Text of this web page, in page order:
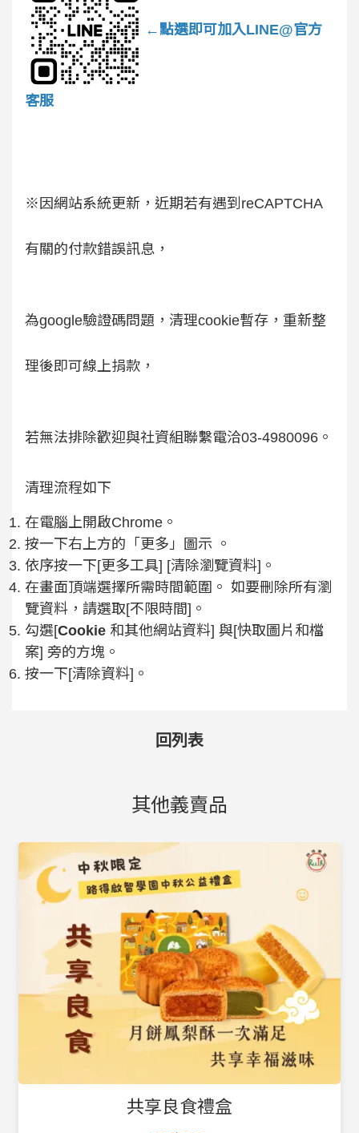
←點選即可加入LINE@官方
客服
※因網站系統更新，近期若有遇到reCAPTCHA
有關的付款錯誤訊息，
為google驗證碼問題，清理cookie暫存，重新整
理後即可線上捐款，
若無法排除歡迎與社資組聯繫電洽03-4980096。
清理流程如下
在電腦上開啟Chrome。
按一下右上方的「更多」圖示 。
依序按一下[更多工具] [清除瀏覽資料]。
在畫面頂端選擇所需時間範圍。 如要刪除所有瀏
覽資料，請選取[不限時間]。
勾選[Cookie 和其他網站資料] 與[快取圖片和檔
案] 旁的方塊。
按一下[清除資料]。
回列表
其他義賣品
金芒好運禮盒